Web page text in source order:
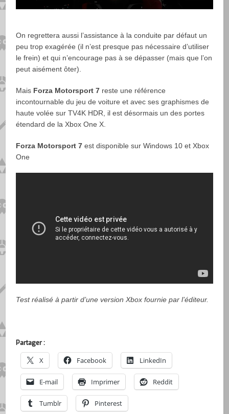
On regrettera aussi l’assistance à la conduite par défaut un
peu trop exagérée (il n’est presque pas nécessaire d’utiliser
le frein) et qui n’encourage pas à se dépasser (mais que l’on
peut aisément ôter).
Mais Forza Motorsport 7 reste une référence
incontournable du jeu de voiture et avec ses graphismes de
haute volée sur TV4K HDR, il est désormais un des portes
étendard de la Xbox One X.
Forza Motorsport 7 est disponible sur Windows 10 et Xbox
One
Test réalisé à partir d’une version Xbox fournie par l’éditeur.
Partager :
X Facebook LinkedIn
E-mail Imprimer Reddit
Tumblr Pinterest